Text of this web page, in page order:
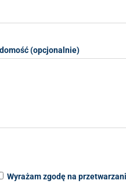
(opcjonalnie)
Wyrażam zgodę na